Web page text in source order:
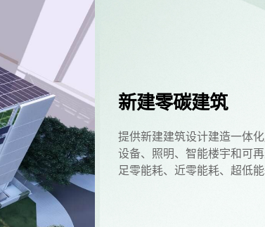
新建零碳建筑
提供新建建筑设计建造一体
设备、照明、智能楼宇和可
足零能耗、近零能耗、超低